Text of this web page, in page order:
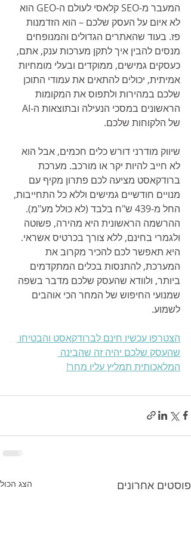
המעבר מ-SEO קלאסי לעולם ה-GEO הוא
לא איום על העסק שלכם – הוא הזדמנות
פז. בעוד שהאתרים הגדולים והמנופחים
מנסים להבין איך לתקן מערכות ענק, אתם,
כעסקים גמישים, ממוקדים ובעלי מומחיות
אמיתית, יכולים להתאים את עמודי התוכן
שלכם במהירות ולתפוס את המקומות
של הלקוחות שלכם.
שיווק מודרני דורש כלים חכמים, אבל הוא
לא חייב להיות יקר או מורכב. מערכת
ברודקאסט מציעה לכם פתרון מקיף עם
מנויים חודשיים גמישים וללא כל התחייבות,
החל מ-439 ש"ח בלבד (לא כולל מע"מ).
ההרשמה הראשונית היא מהירה, פשוטה
ולגמרי בחינם, ללא צורך בכרטיס אשראי.
היא תאפשר לכם להכיר מקרוב את
המערכת, להתנסות בכלים המתקדמים
ביותר, ולוודא שהעסק שלכם מדבר בשפה
שמנועי החיפוש של המחר הכי אוהבים
לשמוע.
הצטרפו עכשיו חינם לברודקאסט והבטיחו
שהעסק שלכם יהיה זה שהבינה
המלאכותית תמליץ עליו מחר!
פוסטים אחרונים הצג הכול